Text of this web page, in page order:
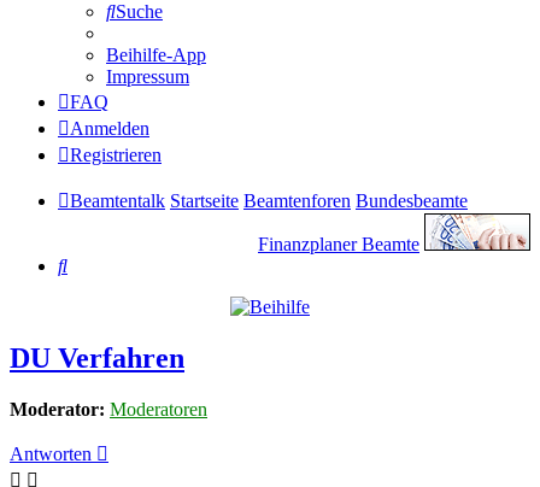
Suche
Beihilfe-App
Impressum
FAQ
Anmelden
Registrieren
Beamtentalk Startseite Beamtenforen Bundesbeamte
Finanzplaner Beamte
Suche
DU Verfahren
Moderator: Moderatoren
Antworten